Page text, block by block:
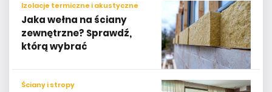
Izolacje termiczne i akustyczne
Jaka wełna na ściany
zewnętrzne? Sprawdź,
którą wybrać
Ściany i stropy